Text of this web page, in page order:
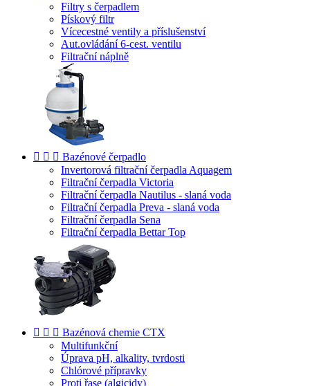
Filtry s čerpadlem
Pískový filtr
Vícecestné ventily a příslušenství
Aut.ovládání 6-cest. ventilu
Filtrační náplně
   Bazénové čerpadlo
Invertorová filtrační čerpadla Aquagem
Filtrační čerpadla Victoria
Filtrační čerpadla Nautilus - slaná voda
Filtrační čerpadla Preva - slaná voda
Filtrační čerpadla Sena
Filtrační čerpadla Bettar Top
   Bazénová chemie CTX
Multifunkční
Úprava pH, alkality, tvrdosti
Chlórové přípravky
Proti řase (algicidy)